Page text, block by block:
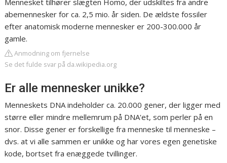
Mennesket tilhører slægten Homo, der udskiltes fra andre
abemennesker for ca. 2,5 mio. år siden. De ældste fossiler
efter anatomisk moderne mennesker er 200-300.000 år
gamle.
Anmodning om fjernelse
Se det fulde svar på da.wikipedia.org
Er alle mennesker unikke?
Menneskets DNA indeholder ca. 20.000 gener, der ligger med
større eller mindre mellemrum på DNA'et, som perler på en
snor. Disse gener er forskellige fra menneske til menneske –
dvs. at vi alle sammen er unikke og har vores egen genetiske
kode, bortset fra enæggede tvillinger.